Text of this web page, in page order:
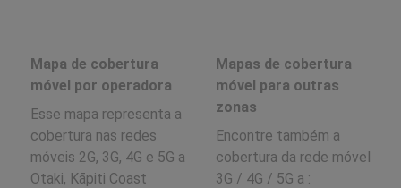
Mapa de cobertura
móvel por operadora
Esse mapa representa a
cobertura nas redes
móveis 2G, 3G, 4G e 5G a
Otaki, Kāpiti Coast
Mapas de cobertura
móvel para outras
zonas
Encontre também a
cobertura da rede móvel
3G / 4G / 5G a :